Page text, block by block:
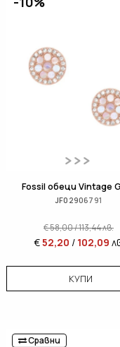
Fossil обеци Vintage
JF02906791
€58,00/113,44лв.
€52,20 / 102,09
КУПИ
Сравни